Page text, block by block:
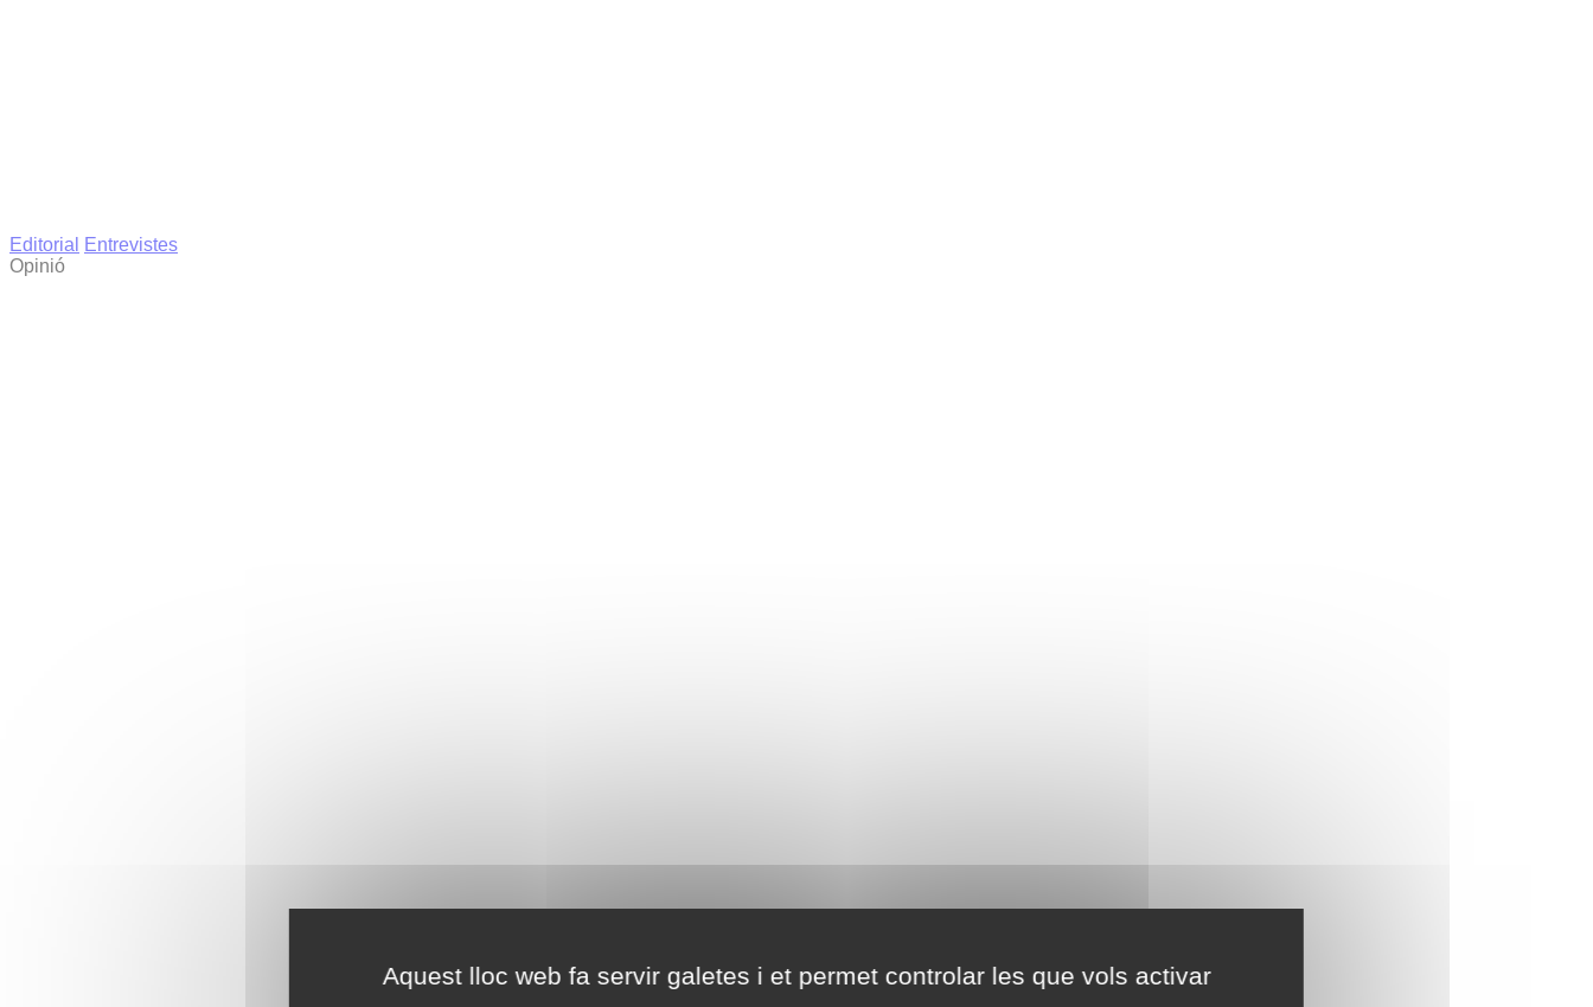
Aquest lloc web fa servir galetes i et permet controlar les que vols activar
Editorial
Entrevistes
Opinió